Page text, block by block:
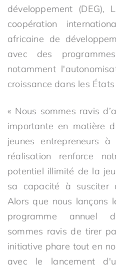
développement (DEG),
coopération
africaine de
avec des
notamment
croissance dans les
« Nous sommes ravis
importante en matière
jeunes entrepreneurs à
réalisation renforce
potentiel illimité de la
sa capacité à susciter
Alors que nous lançons
programme annuel
sommes ravis de tirer
initiative phare tout en
avec le lancement